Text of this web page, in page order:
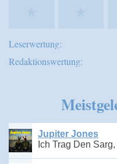
Leserwertung:
Redaktionswertung:
Jupiter Jones
Ich Trag Den